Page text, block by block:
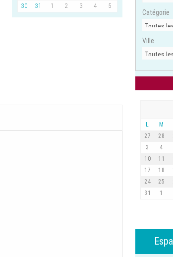
30
31 1 2 3 4 5
Catégorie
Ville
L M
27
28
3
4
10
11
17
18
24
25
31
1